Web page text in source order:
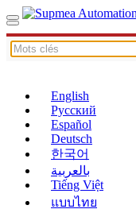
English
Русский
Español
Deutsch
한국어
بالعربية
Tiếng Việt
แบบไทย